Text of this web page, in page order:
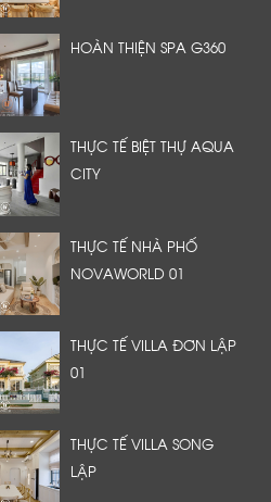
HOÀN THIỆN SPA G360
THỰC TẾ BIỆT THỰ AQUA
CITY
THỰC TẾ NHÀ PHỐ
NOVAWORLD 01
THỰC TẾ VILLA ĐƠN LẬP
01
THỰC TẾ VILLA SONG
LẬP